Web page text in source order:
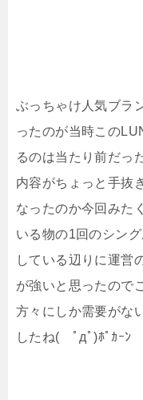
ぶっちゃけ人気ブラ
ったのが当時この
るのは当たり前だっ
内容がちょっと手抜
なったのか今回みた
いる物の1回のシン
している辺りに運営
が強いと思ったので
方々にしか需要がな
したね( ﾟдﾟ)ﾎﾟｶｰﾝ